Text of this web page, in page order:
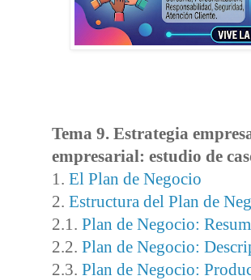
Tema 9. Estrategia
empresarial: estudio de
1. El Plan de Negocio
2. Estructura del Plan de
2.1. Plan de Negocio:
2.2. Plan de Negocio:
2.3. Plan de Negocio: